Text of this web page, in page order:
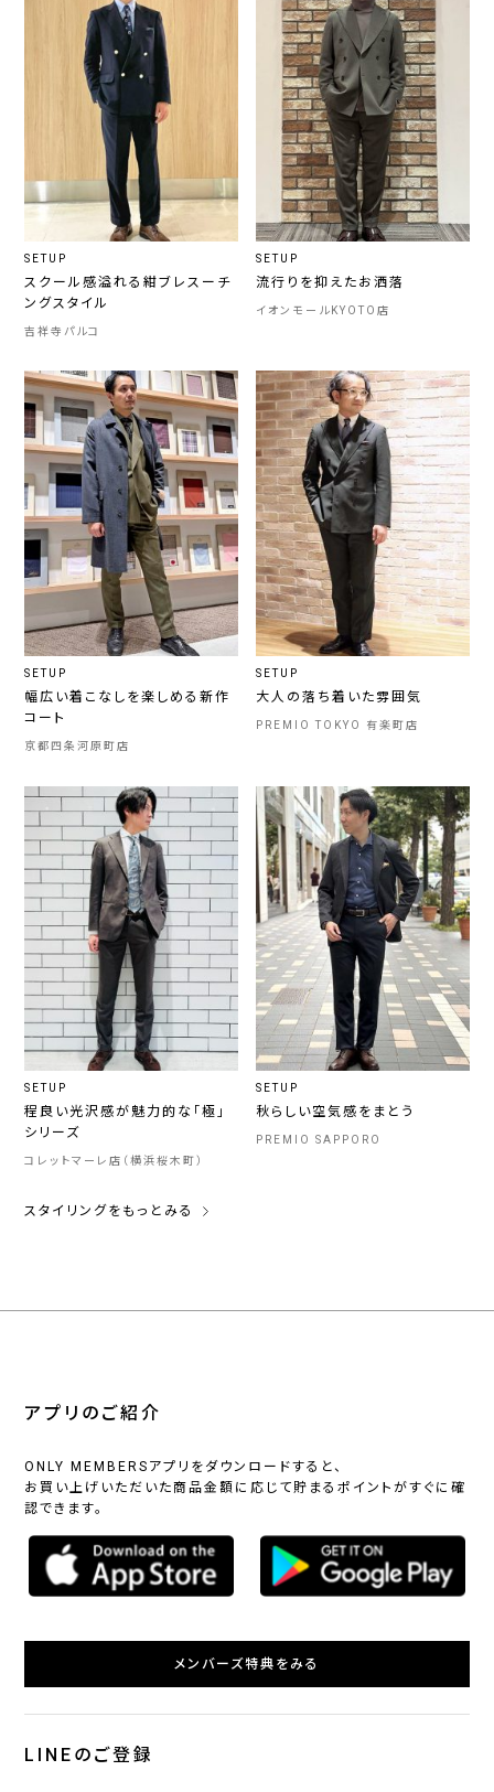
SETUP
スクール感溢れる紺ブレスーチ
ングスタイル
吉祥寺パルコ
SETUP
流行りを抑えたお洒落
イオンモールKYOTO店
SETUP
幅広い着こなしを楽しめる新作
コート
京都四条河原町店
SETUP
大人の落ち着いた雰囲気
PREMIO TOKYO 有楽町店
SETUP
程良い光沢感が魅力的な「極」
シリーズ
コレットマーレ店（横浜桜木町）
SETUP
秋らしい空気感をまとう
PREMIO SAPPORO
スタイリングをもっとみる
アプリのご紹介
ONLY MEMBERSアプリをダウンロードすると、
お買い上げいただいた商品金額に応じて貯まるポイントがすぐに確
認できます。
メンバーズ特典をみる
LINEのご登録